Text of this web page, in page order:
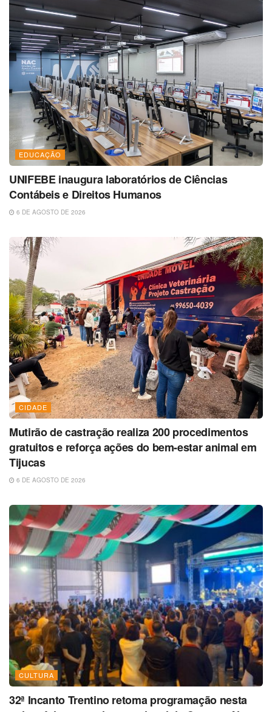
EDUCAÇÃO
UNIFEBE inaugura laboratórios de Ciências
Contábeis e Direitos Humanos
6 DE AGOSTO DE 2026
CIDADE
Mutirão de castração realiza 200 procedimentos
gratuitos e reforça ações do bem-estar animal em
Tijucas
6 DE AGOSTO DE 2026
CULTURA
32ª Incanto Trentino retoma programação nesta